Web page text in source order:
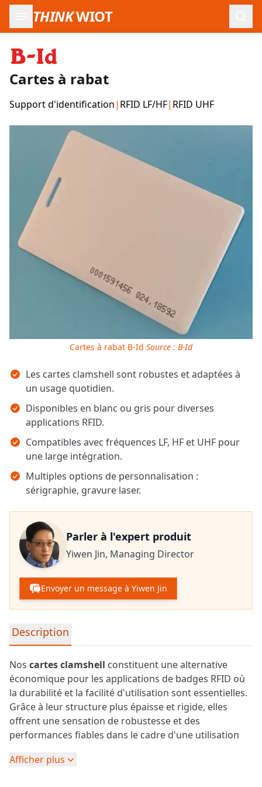
THINKWIOT
Cartes à rabat
Support d'identification| RFID LF/HF| RFID UHF
Points clés
Les cartes clamshell sont robustes et adaptées à
un usage quotidien.
Disponibles en blanc ou gris pour diverses
applications RFID.
Compatibles avec fréquences LF, HF et UHF pour
une large intégration.
Multiples options de personnalisation :
sérigraphie, gravure laser.
Parler à l'expert produit
Yiwen Jin, Managing Director
Envoyer un message à Yiwen Jin
Informations détaillées sur le produit
Description
Nos cartes clamshell constituent une alternative
économique pour les applications de badges RFID où
la durabilité et la facilité d'utilisation sont essentielles.
Grâce à leur structure plus épaisse et rigide, elles
offrent une sensation de robustesse et des
performances fiables dans le cadre d'une utilisation
Les cartes clamshell sont idéales pour les badges
Afficher plus
Images du produit
Cartes à rabat B-Id Source : B-Id